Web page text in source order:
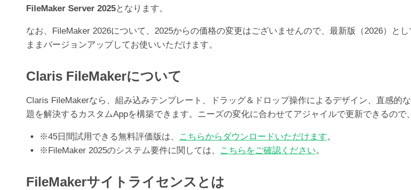
FileMaker Server 2025となります。
なお、FileMaker 2026について、2025からの価格の変更はございませんので、最新版（2026）と
ままバージョンアップしてお使いいただけます。
Claris FileMakerについて
Claris FileMakerなら、組み込みテンプレート、ドラッグ＆ドロップ操作によるデザイン、直感的
題を解決するカスタムAppを構築できます。ニーズの変化に合わせてアジャイルで更新できるので
※45日間試用できる無料評価版は、 こちらからダウンロードいただけます。
※FileMaker 2025のシステム要件に関しては、
こちらをご確認ください。
FileMakerサイトライセンスとは